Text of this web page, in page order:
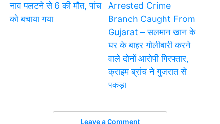
नाव पलटने से 6 की मौत, पांच
को बचाया गया
Arrested Crime
Branch Caught From
Gujarat – सलमान खान के
घर के बाहर गोलीबारी करने
वाले दोनों आरोपी गिरफ्तार,
क्राइम ब्रांच ने गुजरात से
पकड़ा
Leave a Comment